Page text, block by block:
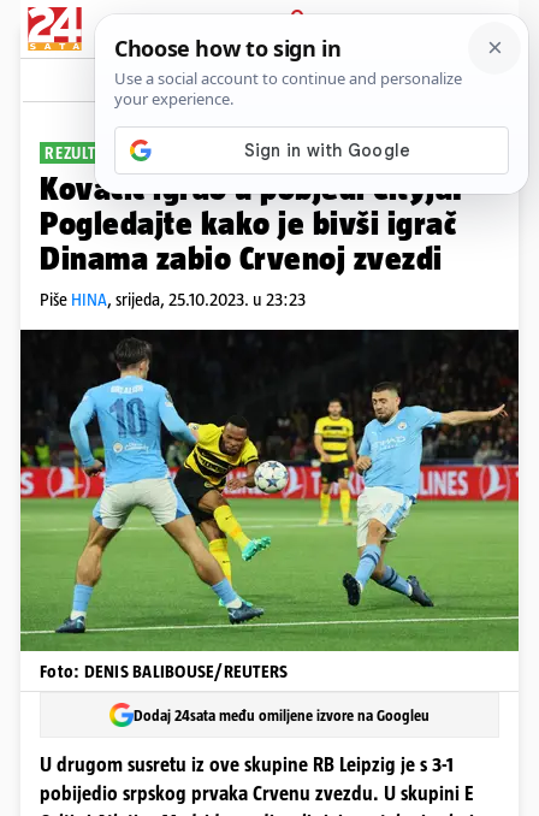
PRIJAVA
Sport Komentari
REZULTATI LIGE PRVAKA
Kovačić igrao u pobjedi Cityja.
Pogledajte kako je bivši igrač
Dinama zabio Crvenoj zvezdi
Piše HINA, srijeda, 25.10.2023. u 23:23
Foto: DENIS BALIBOUSE/REUTERS
Dodaj 24sata među omiljene izvore na Googleu
U drugom susretu iz ove skupine RB Leipzig je s 3-1
pobijedio srpskog prvaka Crvenu zvezdu. U skupini E